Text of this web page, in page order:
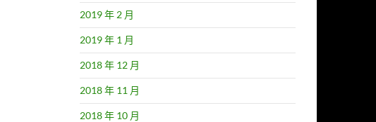
2019 年 2 月
2019 年 1 月
2018 年 12 月
2018 年 11 月
2018 年 10 月